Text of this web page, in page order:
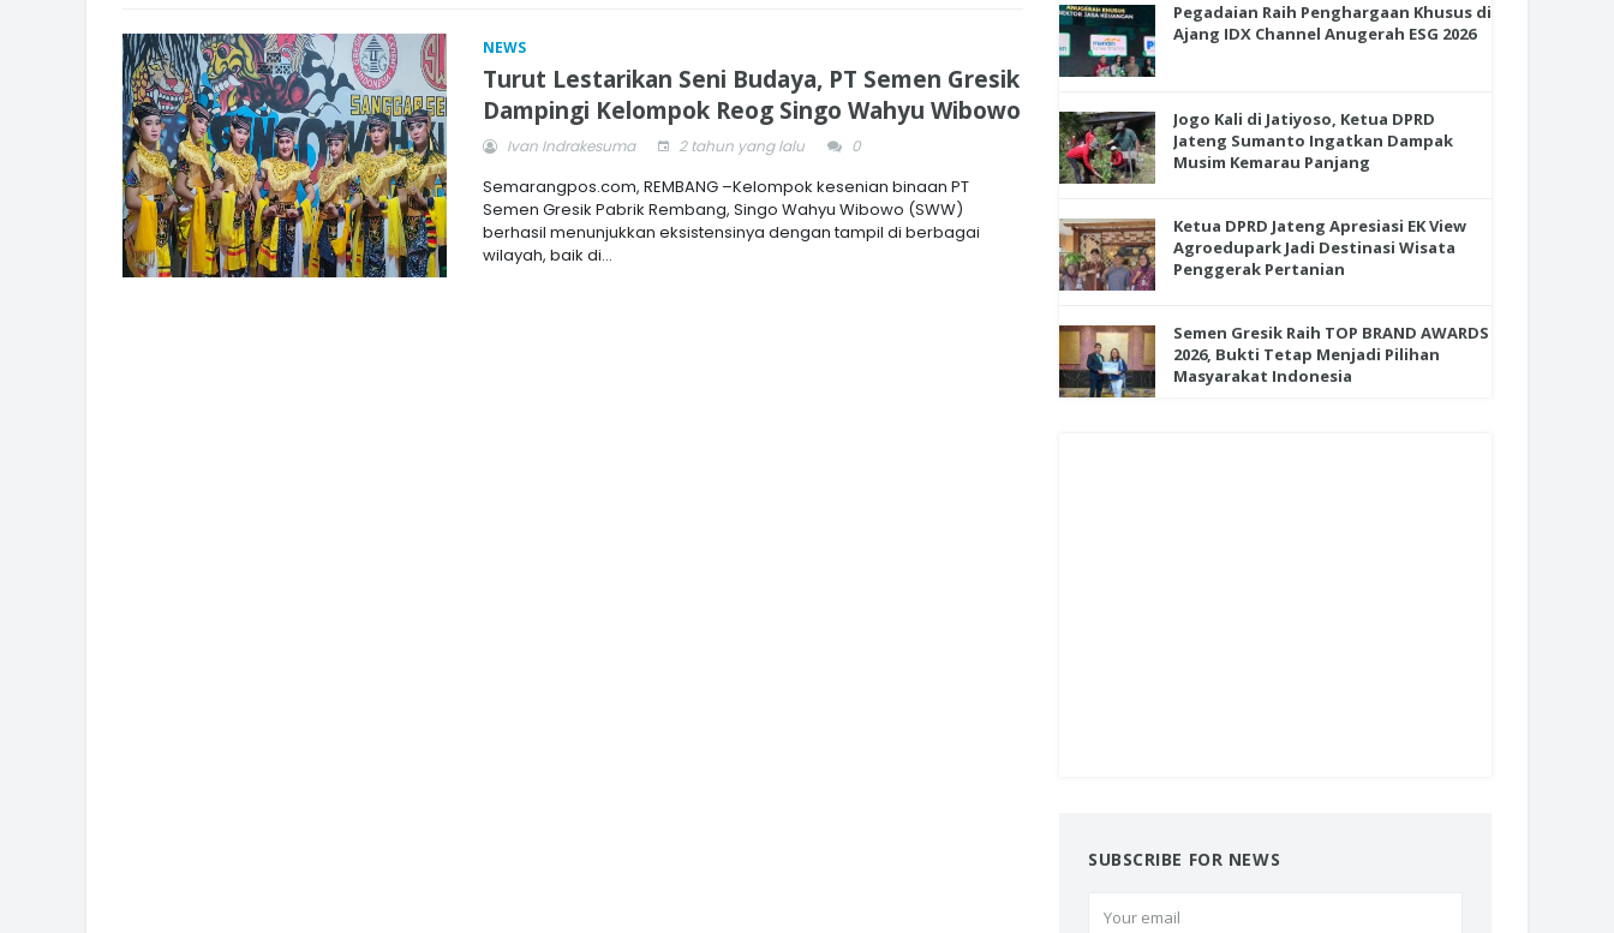
NEWS
Turut Lestarikan Seni Budaya, PT Semen Gresik
Dampingi Kelompok Reog Singo Wahyu Wibowo
Ivan Indrakesuma 2 tahun yang lalu 0
Semarangpos.com, REMBANG –Kelompok kesenian binaan PT
Semen Gresik Pabrik Rembang, Singo Wahyu Wibowo (SWW)
berhasil menunjukkan eksistensinya dengan tampil di berbagai
wilayah, baik di...
Pegadaian Raih Penghargaan Khusus di
Ajang IDX Channel Anugerah ESG 2026
Jogo Kali di Jatiyoso, Ketua DPRD
Jateng Sumanto Ingatkan Dampak
Musim Kemarau Panjang
Ketua DPRD Jateng Apresiasi EK View
Agroedupark Jadi Destinasi Wisata
Penggerak Pertanian
Semen Gresik Raih TOP BRAND AWARDS
2026, Bukti Tetap Menjadi Pilihan
Masyarakat Indonesia
SUBSCRIBE FOR NEWS